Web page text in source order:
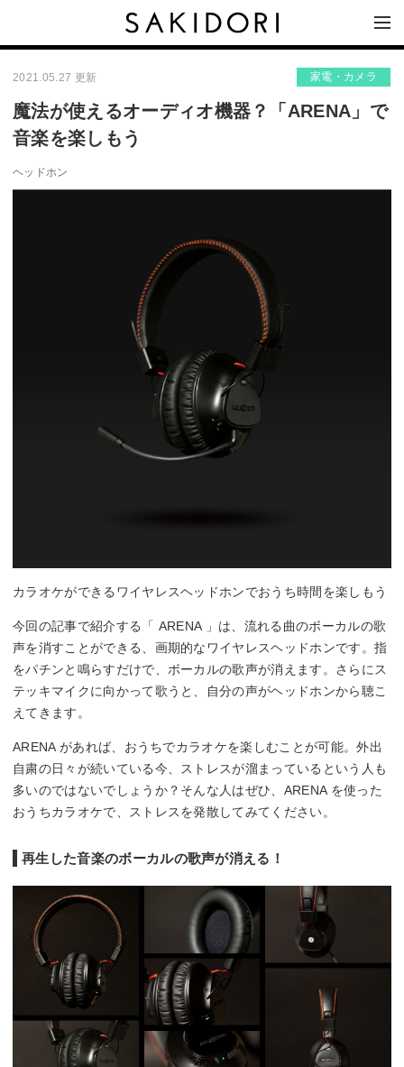
2021.05.27 更新 家電・カメラ
魔法が使えるオーディオ機器？「ARENA」で
音楽を楽しもう
ヘッドホン
カラオケができるワイヤレスヘッドホンでおうち時間を楽しもう
今回の記事で紹介する「 ARENA 」は、流れる曲のボーカルの歌
声を消すことができる、画期的なワイヤレスヘッドホンです。指
をパチンと鳴らすだけで、ボーカルの歌声が消えます。さらにス
テッキマイクに向かって歌うと、自分の声がヘッドホンから聴こ
えてきます。
ARENA があれば、おうちでカラオケを楽しむことが可能。外出
自粛の日々が続いている今、ストレスが溜まっているという人も
多いのではないでしょうか？そんな人はぜひ、ARENA を使った
おうちカラオケで、ストレスを発散してみてください。
再生した音楽のボーカルの歌声が消える！